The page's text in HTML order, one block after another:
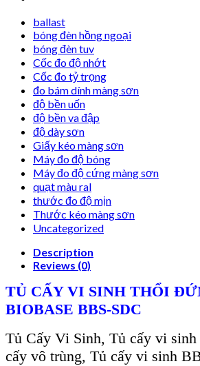
ballast
bóng đèn hồng ngoại
bóng đèn tuv
Cốc đo độ nhớt
Cốc đo tỷ trọng
đo bám dính màng sơn
độ bền uốn
độ bền va đập
độ dày sơn
Giấy kéo màng sơn
Máy đo độ bóng
Máy đo độ cứng màng sơn
quạt màu ral
thước đo độ mịn
Thước kéo màng sơn
Uncategorized
Description
Reviews (0)
TỦ CẤY VI SINH THỔI
BIOBASE BBS-SDC
Tủ Cấy Vi Sinh, Tủ cấy vi
cấy vô trùng, Tủ cấy vi sinh